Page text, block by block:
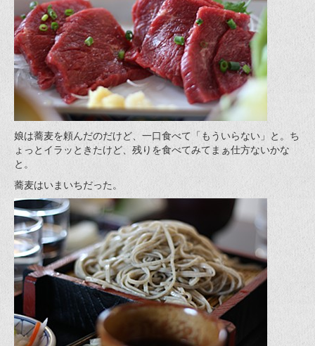
娘は蕎麦を頼んだのだけど、一口食べて「もういらない」と。ち
ょっとイラッときたけど、残りを食べてみてまぁ仕方ないかな
と。
蕎麦はいまいちだった。